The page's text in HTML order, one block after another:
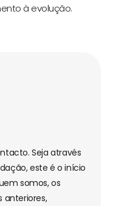
à evolução.
Seja através
este é o início
somos, os
anteriores,